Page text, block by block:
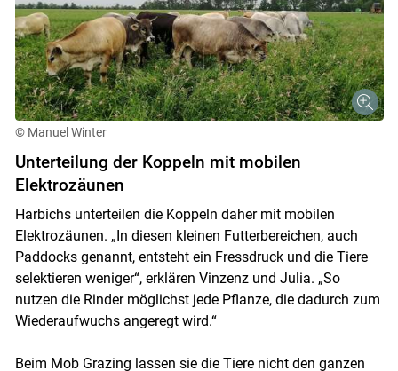
© Manuel Winter
Unterteilung der Koppeln mit mobilen
Elektrozäunen
Harbichs unterteilen die Koppeln daher mit mobilen
Elektrozäunen. „In diesen kleinen Futterbereichen, auch
Paddocks genannt, entsteht ein Fressdruck und die Tiere
selektieren weniger“, erklären Vinzenz und Julia. „So
nutzen die Rinder möglichst jede Pflanze, die dadurch zum
Wiederaufwuchs angeregt wird.“
Beim Mob Grazing lassen sie die Tiere nicht den ganzen